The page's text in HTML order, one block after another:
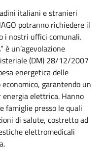
italiani e stranieri
potranno richiedere il
i nostri uffici comunali.
è un’agevolazione
(DM) 28/12/2007
energetica delle
garantendo un
energia elettrica. Hanno
famiglie presso le quali
di salute, costretto ad
elettromedicali